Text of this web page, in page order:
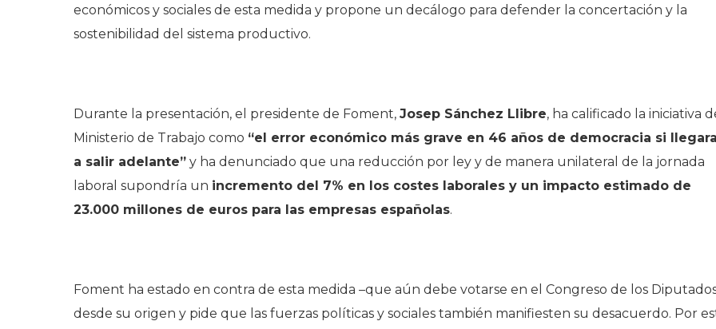
económicos y sociales de esta medida y propone un decálogo para defender la concertación y la
sostenibilidad del sistema productivo.
Durante la presentación, el presidente de Foment, Josep Sánchez Llibre, ha calificado la iniciativa
Ministerio de Trabajo como “el error económico más grave en 46 años de democracia si llegara
a salir adelante” y ha denunciado que una reducción por ley y de manera unilateral de la jornada
laboral supondría un incremento del 7% en los costes laborales y un impacto estimado de
23.000 millones de euros para las empresas españolas.
Foment ha estado en contra de esta medida –que aún debe votarse en el Congreso de los
desde su origen y pide que las fuerzas políticas y sociales también manifiesten su desacuerdo. Por